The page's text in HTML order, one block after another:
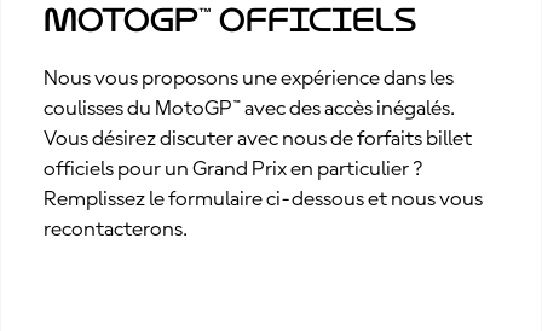
MotoGP™ officiels
Nous vous proposons une expérience dans les
coulisses du MotoGP™ avec des accès inégalés.
Vous désirez discuter avec nous de forfaits billet
officiels pour un Grand Prix en particulier ?
Remplissez le formulaire ci-dessous et nous vous
recontacterons.